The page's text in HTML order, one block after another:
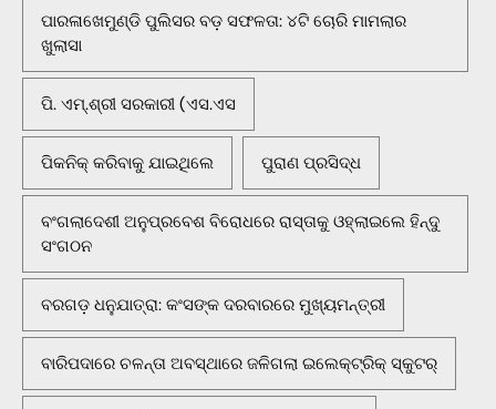
ପାରଳାଖେମୁଣ୍ଡି ପୁଲିସର ବଡ଼ ସଫଳତା: ୪ଟି ଚୋରି ମାମଲାର
ଖୁଲାସା
ପି. ଏମ୍.ଶ୍ରୀ ସରକାରୀ (ଏସ.ଏସ
ପିକନିକ୍‌ କରିବାକୁ ଯାଇଥିଲେ ପୁରାଣ ପ୍ରସିଦ୍ଧ
ବଂଗଲାଦେଶୀ ଅନୁପ୍ରବେଶ ବିରୋଧରେ ରାସ୍ତାକୁ ଓହ୍ଲାଇଲେ ହିନ୍ଦୁ
ସଂଗଠନ
ବରଗଡ଼ ଧନୁଯାତ୍ରା: କଂସଙ୍କ ଦରବାରରେ ମୁଖ୍ୟମନ୍ତ୍ରୀ
ବାରିପଦାରେ ଚଳନ୍ତା ଅବସ୍ଥାରେ ଜଳିଗଲା ଇଲେକ୍ଟ୍ରିକ୍ ସ୍କୁଟର୍